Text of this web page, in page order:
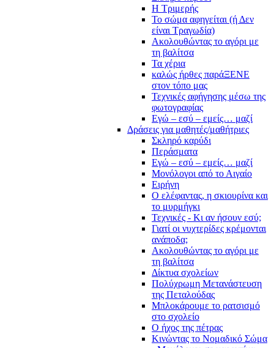
Η Τριμερής
Το σώμα αφηγείται (ή Δεν
είναι Τραγωδία)
Ακολουθώντας το αγόρι με
τη βαλίτσα
Τα χέρια
καλώς ήρθες παράΞΕΝΕ
στον τόπο μας
Τεχνικές αφήγησης μέσω της
φωτογραφίας
Εγώ – εσύ – εμείς… μαζί
Δράσεις για μαθητές/μαθήτριες
Σκληρό καρύδι
Περάσματα
Εγώ – εσύ – εμείς… μαζί
Μονόλογοι από το Αιγαίο
Ειρήνη
Ο ελέφαντας, η σκιουρίνα και
το μυρμήγκι
Τεχνικές - Κι αν ήσουν εσύ;
Γιατί οι νυχτερίδες κρέμονται
ανάποδα;
Ακολουθώντας το αγόρι με
τη βαλίτσα
Δίκτυα σχολείων
Πολύχρωμη Μετανάστευση
της Πεταλούδας
Μπλοκάρουμε το ρατσισμό
στο σχολείο
Ο ήχος της πέτρας
Κινώντας το Νομαδικό Σώμα